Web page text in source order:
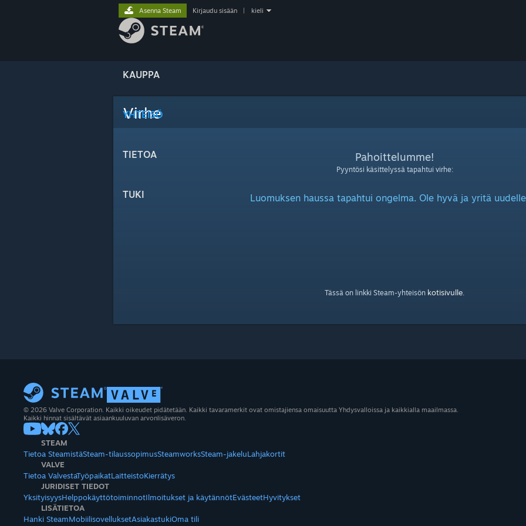
KAUPPA
YHTEISÖ
TIETOA
TUKI
Asenna Steam Kirjaudu sisään kieli
Virhe
Pahoittelumme!
Pyyntösi käsittelyssä tapahtui virhe:
Luomuksen haussa tapahtui ongelma. Ole hyvä ja yritä
Tässä on linkki Steam-yhteisön kotisivulle.
© 2026 Valve Corporation. Kaikki oikeudet pidätetään. Kaikki tavaramerkit ovat omistajiensa omaisuutta Yhdysvalloissa ja kaikkialla maailmassa.
Kaikki hinnat sisältävät asiaankuuluvan arvonlisäveron.
STEAM
Tietoa SteamistäSteam-tilaussopimusSteamworksSteam-jakeluLahjakortit
VALVE
Tietoa ValvestaTyöpaikatLaitteistoKierrätys
JURIDISET TIEDOT
YksityisyysHelppokäyttötoiminnotIlmoitukset ja käytännötEvästeetHyvitykset
LISÄTIETOA
Hanki SteamMobiilisovelluksetAsiakastukiOma tili